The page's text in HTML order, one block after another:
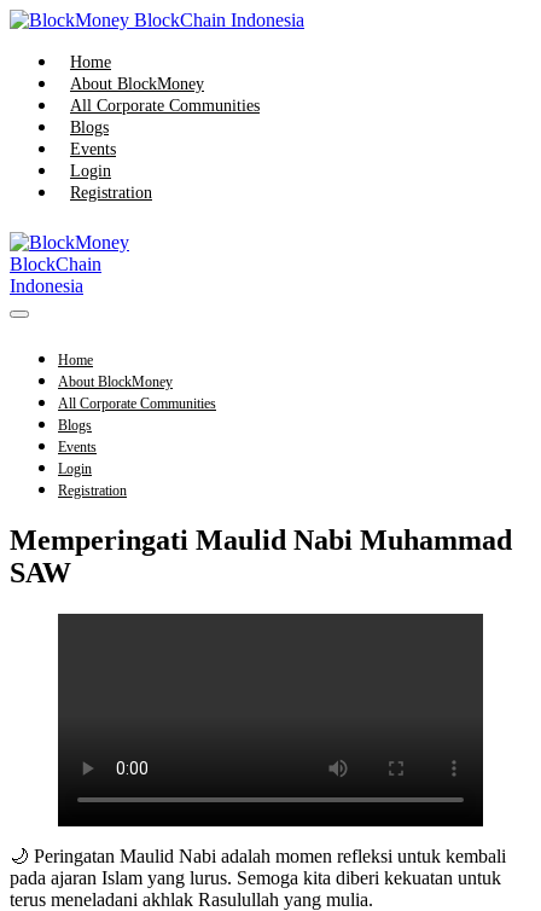
Skip
content
Home
About BlockMoney
All Corporate Communities
Blogs
Events
Login
Registration
Menu
Home
About BlockMoney
All Corporate Communities
Blogs
Events
Login
Registration
Memperingati Maulid Nabi Muhammad
SAW
🌙 Peringatan Maulid Nabi adalah momen refleksi untuk kembali
pada ajaran Islam yang lurus. Semoga kita diberi kekuatan untuk
terus meneladani akhlak Rasulullah yang mulia.